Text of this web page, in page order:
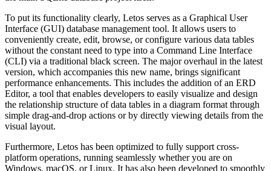
To put its functionality clearly, Letos serves as a Graphical User
Interface (GUI) database management tool. It allows users to
conveniently create, edit, browse, or configure various data tables
without the constant need to type into a Command Line Interface
(CLI) via a traditional black screen. The major overhaul in the latest
version, which accompanies this new name, brings significant
performance enhancements. This includes the addition of an ERD
Editor, a tool that enables developers to easily visualize and design
the relationship structure of data tables in a diagram format through
simple drag-and-drop actions or by directly viewing details from the
visual layout.
Furthermore, Letos has been optimized to fully support cross-
platform operations, running seamlessly whether you are on
Windows, macOS, or Linux. It has also been developed to smoothly